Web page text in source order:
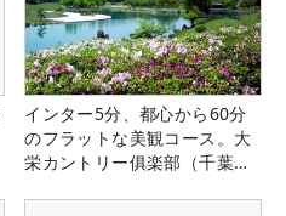
インター5分、都心から60分
のフラットな美観コース。大
栄カントリー俱楽部（千葉